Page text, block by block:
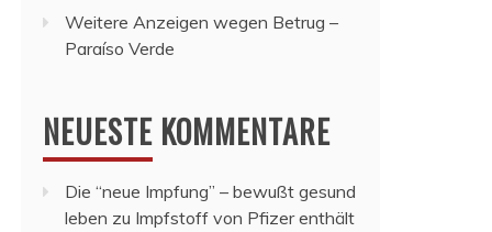
Weitere Anzeigen wegen Betrug –
Paraíso Verde
NEUESTE KOMMENTARE
Die “neue Impfung” – bewußt gesund
leben zu Impfstoff von Pfizer enthält